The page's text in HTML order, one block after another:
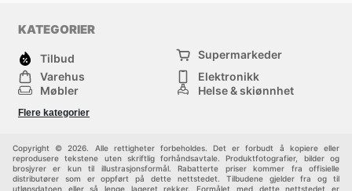
KATEGORIER
Tilbud
Supermarkeder
Varehus
Elektronikk
Møbler
Helse & skjønnhet
Sport
Flere kategorier
Copyright © 2026. Alle rettigheter forbeholdes. Det er forbudt å kopiere eller
reprodusere tekstene uten skriftlig forhåndsavtale. Produktfotografier, bilder og
brosjyrer er kun til illustrasjonsformål. Rabatterte priser kommer fra offisielle
distributører som er oppført på dette nettstedet. Tilbudene gjelder fra og til
utløpsdatoen eller så lenge lageret rekker. Formålet med dette nettstedet er